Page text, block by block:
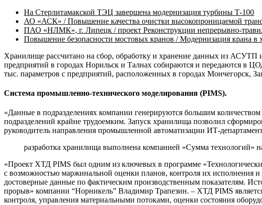
На Стерлитамакской ТЭЦ завершена модернизация турбины Т-100
АО «АСК» / Повышение качества очистки высокопроницаемой
ПАО «НЛМК», г. Липецк / проект Реконструкции непрерывно-
Повышение безопасности мостовых кранов / Модернизация крана в
Хранилище рассчитано на сбор, обработку и хранение данных из
предприятий в городах Норильск и Талнах собираются и передаются в
тыс. параметров с предприятий, расположенных в городах Мончегорск,
Система промышленно-технического моделирования (PIMS).
«Данные в подразделениях компании генерируются большим
подразделений крайне трудоемким. Запуск хранилища позволил
руководитель направления промышленной автоматизации ИТ-
разработка хранилища выполнена компанией «Сумма технологий»
«Проект ХТД PIMS был одним из ключевых в программе
с возможностью маржинальной оценки планов, контроля их исполнения
достоверные данные по фактическим производственным показателям.
прорыв» компании “Норникель” Владимир Трапезин. – ХТД PIMS
контроля, управления материальными потоками, оценки состояния